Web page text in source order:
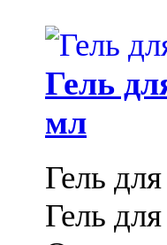
Гель
мл
Гель
Гель